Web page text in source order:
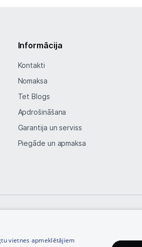
Informācija
Kontakti
Nomaksa
Tet Blogs
Apdrošināšana
Garantija un serviss
Piegāde un apmaksa
vietnes apmeklētājiem